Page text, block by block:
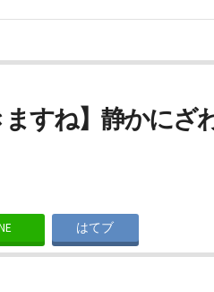
ますね】静かに
はてブ